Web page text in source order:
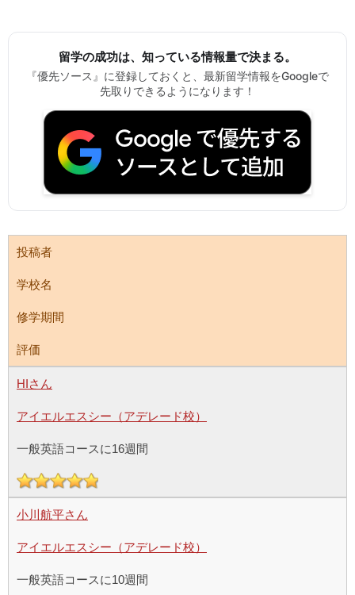
留学の成功は、知っている情報量で決まる。
『優先ソース』に登録しておくと、最新留学情報をGoogleで
先取りできるようになります！
投稿者
学校名
修学期間
評価
HIさん
アイエルエスシー（アデレード校）
一般英語コースに16週間
小川航平さん
アイエルエスシー（アデレード校）
一般英語コースに10週間